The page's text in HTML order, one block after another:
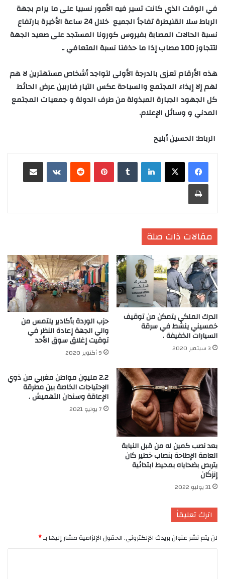
في الوقت الذي كانت تسير فيه الأمور نسبيا على ما يرام بجهة
الرباط سلا القنيطرة تفاجأ الجميع
خلال 24 ساعة الأخيرة بارتفاع
نسبة الحالات المصابة بفيروس كورونا المستجد على صعيد الجهة
لتتجاوز 100 مصاب إذا ما حذفنا نسبة المتعافي
..
هذه الأرقام تعزى بالدرجة الأولى لتواجد أشخاص مستهترين لا هم
لهم إلا إيذاء المجتمع والسباحة عكس التيار ضاربين عرض الحائط
كل الجهود الجبارة المبذولة من طرف الدولة و جمعيات المجتمع
المدني و وسائل الإعلام.
الرباط: الحسين أبليح
لينكدإن بينتيريست
طباعة
مقالات ذات صلة
الدرك الملكي يتمكن من توقيف
خمسيني ينشط في سرقة
السيارات الخفيفة .
3 سبتمبر 2020
حزب الوردة بأكادير يلتمس من
والي الجهة إعادة النظر في
توقيت إغلاق سوق الأحد
9 أكتوبر 2020
بعد نصب كمين له من قبل النيابة
العامة الإطاحة بنصاب خطير كان
يتربص بضحاياه بمحيط ابتدائية
إنزكَان
31 يوليو 2022
2.2 مليون مواطن مغربي من ذوي
الإحتياجات الخاصة بين مطرقة
الإعاقة وسندان التهميش .
7 يونيو 2021
اترك تعليقاً
لن يتم نشر عنوان بريدك الإلكتروني.الحقول الإلزامية مشار إليها بـ*